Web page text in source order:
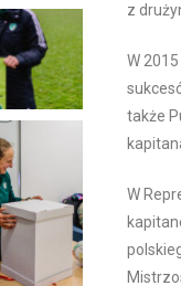
z
W
także
W